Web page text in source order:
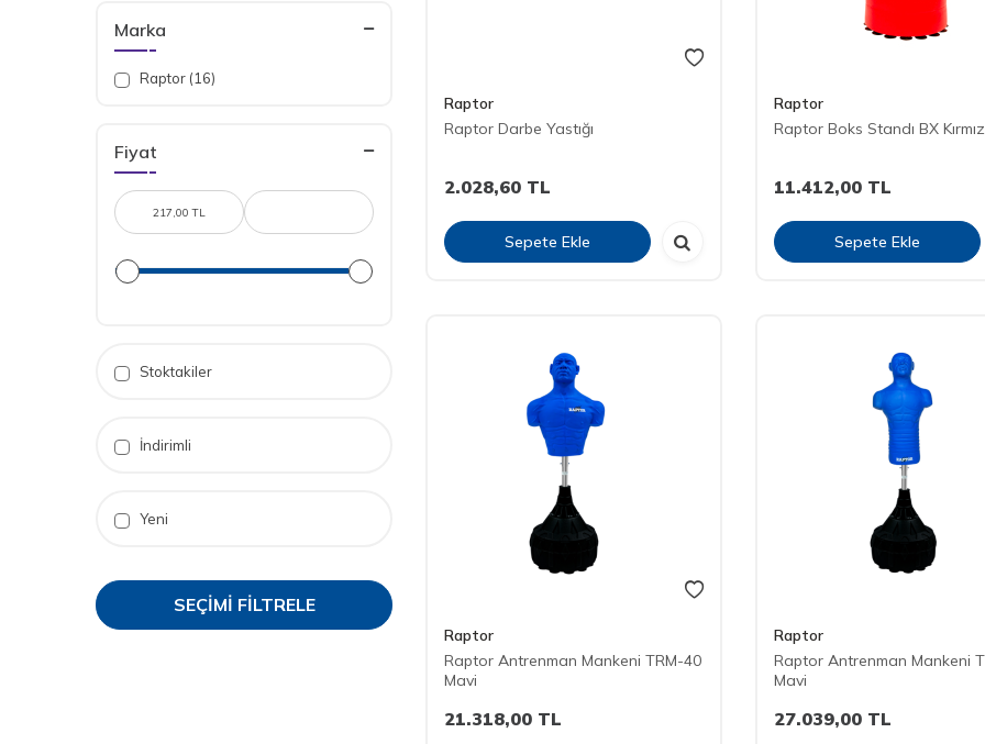
Marka
Raptor (16)
Fiyat
Stoktakiler
İndirimli
Yeni
SEÇIMI FILTRELE
Raptor
Raptor Darbe Yastığı
2.028,60 TL
Sepete Ekle
Raptor
Raptor Boks Standı BX
11.412,00TL
Sepete Ekle
Raptor
Raptor Antrenman Mankeni TRM-40
Mavi
21.318,00 TL
Raptor
Raptor Antrenman Mankeni
Mavi
27.039,00TL